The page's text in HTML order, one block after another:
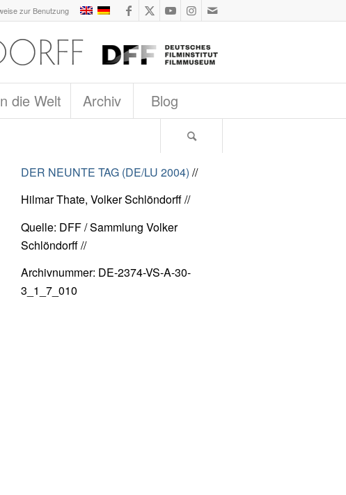
zur Benutzung
die Welt Archiv Blog
DER NEUNTE TAG (DE/LU 2004) //
Hilmar Thate, Volker Schlöndorff //
Quelle: DFF / Sammlung Volker
Schlöndorff //
Archivnummer: DE-2374-VS-A-30-
3_1_7_010